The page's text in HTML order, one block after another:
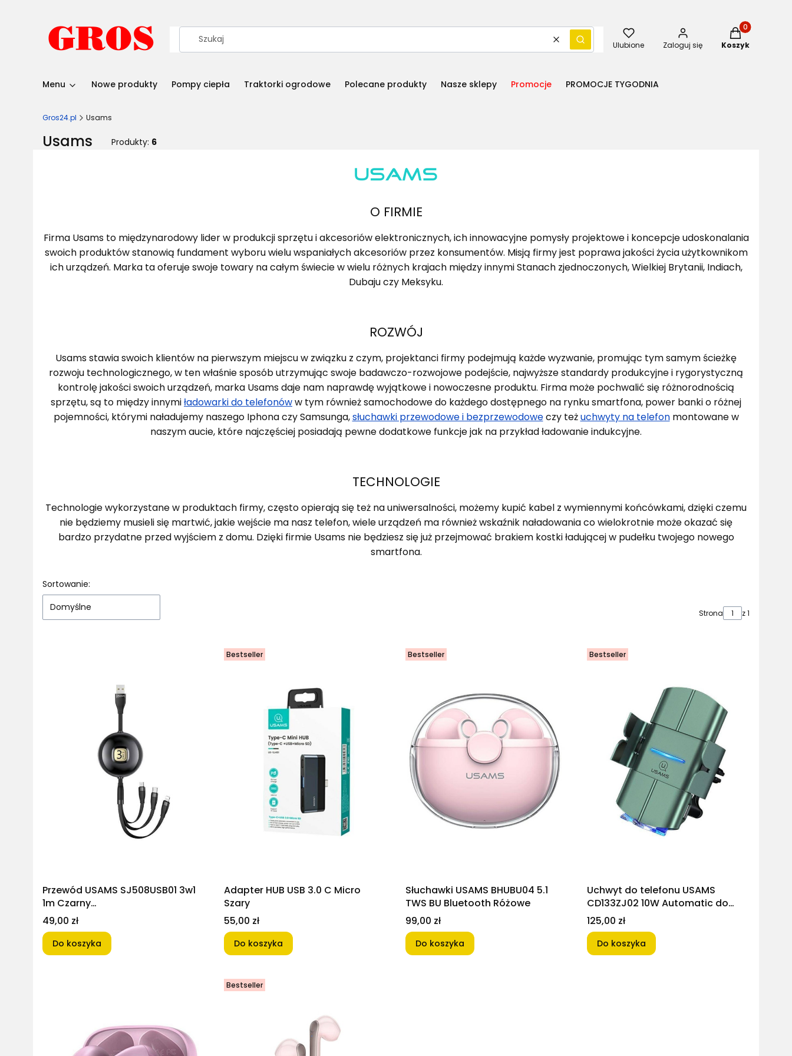
WyczyśćSzukaj Ulubione Zaloguj się
Produkty w
Koszyk
Menu Nowe produkty Pompy ciepła Traktorki ogrodowe Polecane produkty Nasze sklepy Promocje PROMOCJE TYGODNIA
Gros24.pl Usams
Usams Produkty: 6
O FIRMIE
Firma Usams to międzynarodowy lider w produkcji sprzętu i akcesoriów elektronicznych, ich innowacyjne pomysły projektowe i koncepcje udoskonalania
swoich produktów stanowią fundament wyboru wielu wspaniałych akcesoriów przez konsumentów. Misją firmy jest poprawa jakości życia użytkownikom
ich urządzeń. Marka ta oferuje swoje towary na całym świecie w wielu różnych krajach między innymi Stanach zjednoczonych, Wielkiej Brytanii, Indiach,
Dubaju czy Meksyku.
ROZWÓJ
Usams stawia swoich klientów na pierwszym miejscu w związku z czym, projektanci firmy podejmują każde wyzwanie, promując tym samym ścieżkę
rozwoju technologicznego, w ten właśnie sposób utrzymując swoje badawczo-rozwojowe podejście, najwyższe standardy produkcyjne i rygorystyczną
kontrolę jakości swoich urządzeń, marka Usams daje nam naprawdę wyjątkowe i nowoczesne produktu. Firma może pochwalić się różnorodnością
sprzętu, są to między innymiładowarki do telefonóww tym również samochodowe do każdego dostępnego na rynku smartfona, power banki o różnej
pojemności, którymi naładujemy naszego Iphona czy Samsunga,słuchawki przewodowe i bezprzewodoweczy teżuchwyty na telefonmontowane w
naszym aucie, które najczęściej posiadają pewne dodatkowe funkcje jak na przykład ładowanie indukcyjne.
TECHNOLOGIE
Technologie wykorzystane w produktach firmy, często opierają się też na uniwersalności, możemy kupić kabel z wymiennymi końcówkami, dzięki czemu
nie będziemy musieli się martwić, jakie wejście ma nasz telefon, wiele urządzeń ma również wskaźnik naładowania co wielokrotnie może okazać się
bardzo przydatne przed wyjściem z domu. Dzięki firmie Usams nie będziesz się już przejmować brakiem kostki ładującej w pudełku twojego nowego
smartfona.
Lista produktów
Sortowanie:
Domyślne
Strona z 1
Przewód USAMS SJ508USB01 3w1
1m Czarny
(lightning/microUSB/USB-C)
Cena
49,00 zł
Do koszyka
Bestseller
Adapter HUB USB 3.0 C Micro
Szary
Cena
55,00 zł
Do koszyka
Bestseller
Słuchawki USAMS BHUBU04 5.1
TWS BU Bluetooth Różowe
Cena
99,00 zł
Do koszyka
Bestseller
Uchwyt do telefonu USAMS
CD133ZJ02 10W Automatic do
kratki wentylacyjnej Zielony
Cena
125,00 zł
Do koszyka
Bestseller